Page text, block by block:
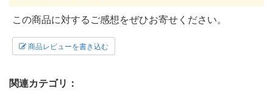
この商品に対するご感想をぜひお寄せください。
商品レビューを書き込む
関連カテゴリ：